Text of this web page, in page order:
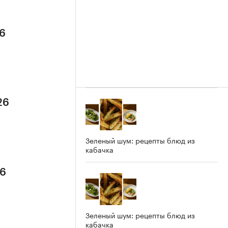
Зеленый шум: рецепты блюд из
кабачка
Зеленый шум: рецепты блюд из
кабачка